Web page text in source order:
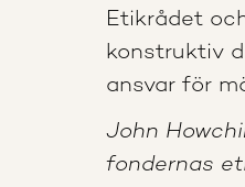
Etikrådet
konstruktiv
ansvar för
John
fondernas